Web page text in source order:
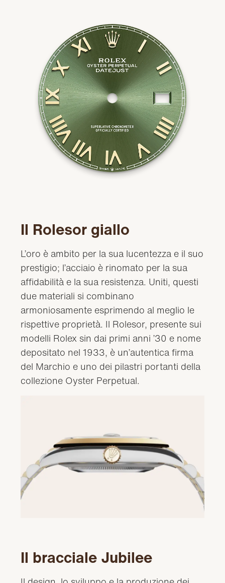
Il Rolesor giallo
L’oro è ambito per la sua lucentezza e il suo
prestigio; l’acciaio è rinomato per la sua
affidabilità e la sua resistenza. Uniti, questi
due materiali si combinano
armoniosamente esprimendo al meglio le
rispettive proprietà. Il Rolesor, presente sui
modelli Rolex sin dai primi anni ’30 e nome
depositato nel 1933, è un’autentica firma
del Marchio e uno dei pilastri portanti della
collezione Oyster Perpetual.
Il bracciale Jubilee